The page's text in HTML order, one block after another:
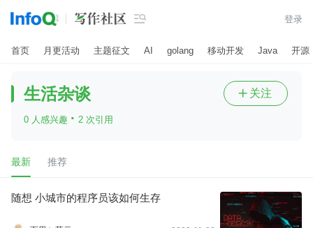
 登录
首页 月更活动 主题征文 AI golang 移动开发 Java 开源
生活杂谈
0 人感兴趣 · 2 次引用
 关注
最新 推荐
随想 小城市的程序员该如何生存